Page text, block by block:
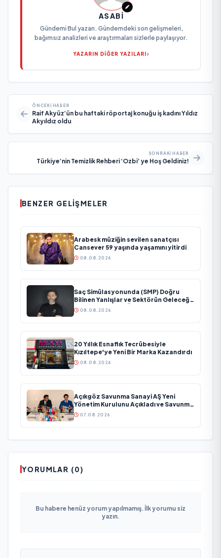
ASABI
Gündemi Bul yazarı. Gündemdeki son gelişmeleri,
bağımsız analizleri ve araştırmaları sizlerle paylaşıyor.
YAZARIN DİĞER YAZILARI
ÖNCEKI HABER
Raif Akyüz’ün bu haftaki röportaj konuğu iş kadını Yıldız
Akyıldız oldu
SONRAKI HABER
Türkiye’nin Temizlik Rehberi ‘Ozbi’ ye Hoş Geldiniz!
BENZER GELIŞMELER
Arabesk müziğin sevilen sanatçısı
Cansever 59 yaşında yaşamını yitirdi
08.08.2026
Saç Simülasyonunda (SMP) Doğru
Bilinen Yanlışlar ve Sektörün Geleceği:
Onur Akdeniz ile Özel Röportaj
08.08.2026
20 Yıllık Esnaflık Tecrübesiyle
Kızıltepe'ye Yeni Bir Marka Kazandırdı
08.08.2026
Açıkgöz Savunma Sanayi AŞ Yeni
Yönetim Kurulunu Açıkladı ve Savunma
Sanayinde Küresel Vizyon Vurgusu
07.08.2026
YORUMLAR (0)
Bu habere henüz yorum yapılmamış. İlk yorumu siz
yazın.